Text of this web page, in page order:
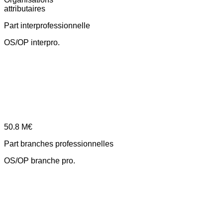
attributaires
Part interprofessionnelle
OS/OP interpro.
50.8 M€
Part branches professionnelles
OS/OP branche pro.